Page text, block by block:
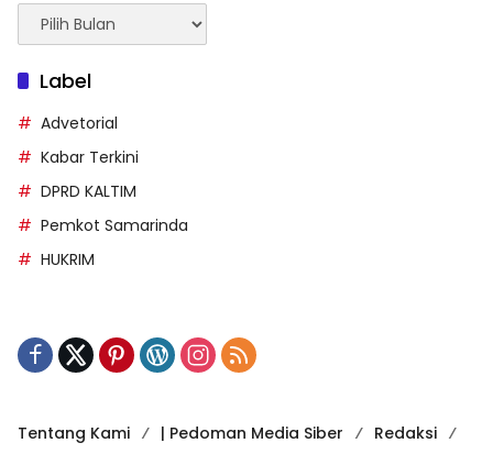
Arsip
Berita
Label
Advetorial
Kabar Terkini
DPRD KALTIM
Pemkot Samarinda
HUKRIM
Tentang Kami | Pedoman Media Siber
Redaksi